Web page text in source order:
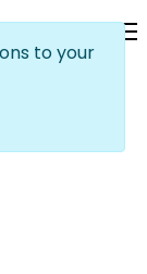
to your